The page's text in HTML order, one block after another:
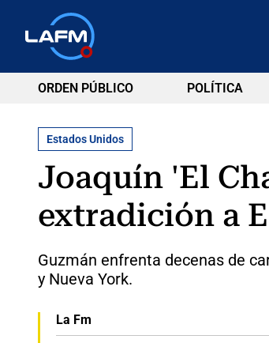
ORDEN PÚBLICO POLÍTICA
Estados Unidos
Joaquín 'El
extradición a
Guzmán enfrenta decenas de
y Nueva York.
La Fm